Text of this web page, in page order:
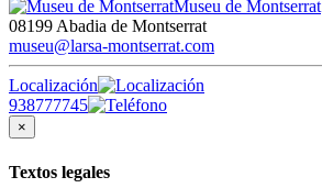
Museu de Montserrat
08199 Abadia de Montserrat
museu@larsa-montserrat.com
Localización
938777745
×
Textos legales